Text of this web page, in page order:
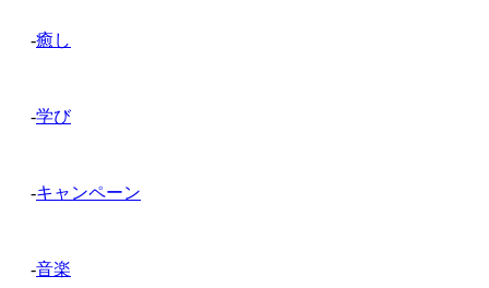
-癒し
-学び
-キャンペーン
-音楽